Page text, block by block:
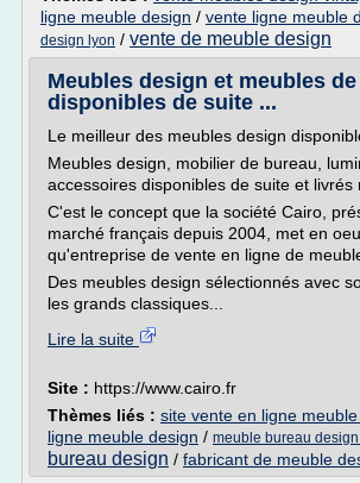
ligne meuble design / vente ligne meuble
design lyon / vente de meuble design
Meubles design et meubles
disponibles de suite ...
Le meilleur des meubles design
Meubles design, mobilier de bureau,
accessoires disponibles de suite et livrés
C'est le concept que la société Cairo,
marché français depuis 2004, met en
qu'entreprise de vente en ligne de
Des meubles design sélectionnés avec
les grands classiques...
Lire la suite
Site : https://www.cairo.fr
Thèmes liés : site vente en ligne
ligne meuble design / meuble bureau
bureau design / fabricant de meuble